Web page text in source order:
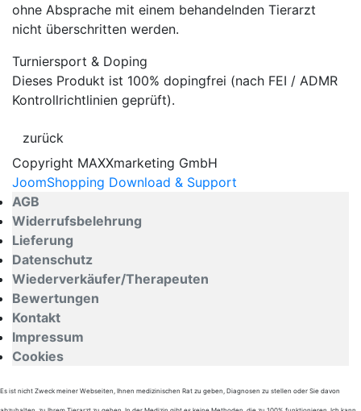
ohne Absprache mit einem behandelnden Tierarzt
nicht überschritten werden.
Turniersport & Doping
Dieses Produkt ist 100% dopingfrei (nach FEI / ADMR
Kontrollrichtlinien geprüft).
Copyright MAXXmarketing GmbH
JoomShopping Download & Support
AGB
Widerrufsbelehrung
Lieferung
Datenschutz
Wiederverkäufer/Therapeuten
Bewertungen
Kontakt
Impressum
Cookies
Es ist nicht Zweck meiner Webseiten, Ihnen medizinischen Rat zu geben, Diagnosen zu stellen oder Sie davon